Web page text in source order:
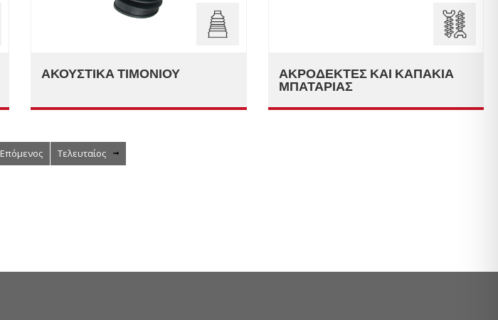
ΑΚΟΥΣΤΙΚΆ ΤΙΜΟΝΙΟΎ ΑΚΡΟΔΈΚΤΕΣ ΚΑΙ ΚΑΠΆΚΙΑ
ΜΠΑΤΑΡΊΑΣ
Επόμενος Τελευταίος